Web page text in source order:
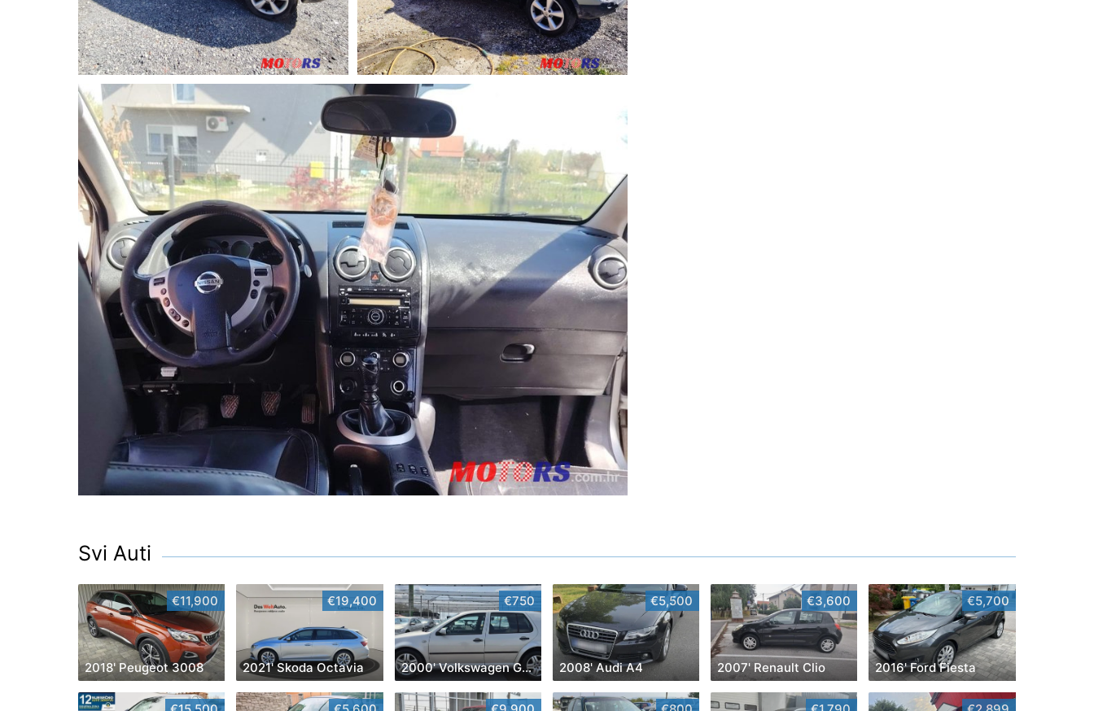
Svi Auti
€11,900
2018' Peugeot 3008
€19,400
2021' Skoda Octavia
€750
2000' Volkswagen Golf IV
€5,500
2008' Audi A4
€3,600
2007' Renault Clio
€5,700
2016' Ford Fiesta